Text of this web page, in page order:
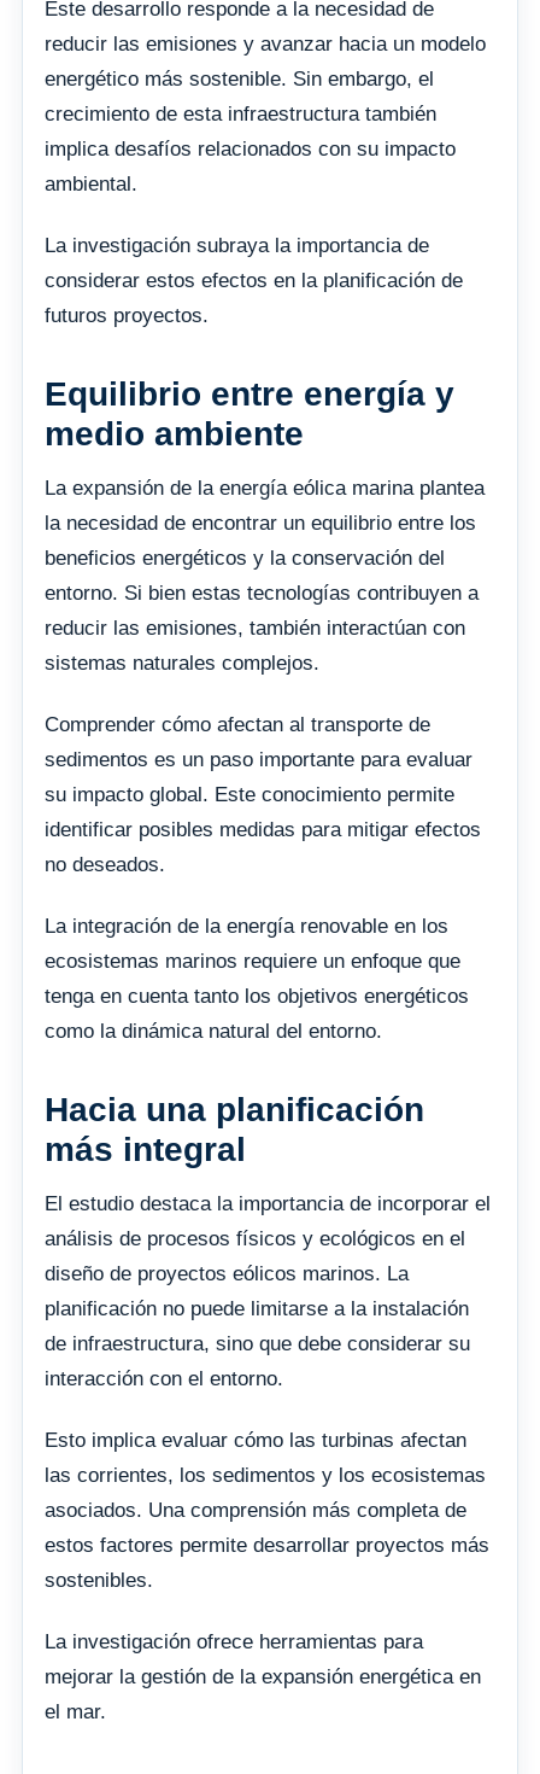
Este desarrollo responde a la necesidad de
reducir las emisiones y avanzar hacia un modelo
energético más sostenible. Sin embargo, el
crecimiento de esta infraestructura también
implica desafíos relacionados con su impacto
ambiental.
La investigación subraya la importancia de
considerar estos efectos en la planificación de
futuros proyectos.
Equilibrio entre energía y
medio ambiente
La expansión de la energía eólica marina plantea
la necesidad de encontrar un equilibrio entre los
beneficios energéticos y la conservación del
entorno. Si bien estas tecnologías contribuyen a
reducir las emisiones, también interactúan con
sistemas naturales complejos.
Comprender cómo afectan al transporte de
sedimentos es un paso importante para evaluar
su impacto global. Este conocimiento permite
identificar posibles medidas para mitigar efectos
no deseados.
La integración de la energía renovable en los
ecosistemas marinos requiere un enfoque que
tenga en cuenta tanto los objetivos energéticos
como la dinámica natural del entorno.
Hacia una planificación
más integral
El estudio destaca la importancia de incorporar el
análisis de procesos físicos y ecológicos en el
diseño de proyectos eólicos marinos. La
planificación no puede limitarse a la instalación
de infraestructura, sino que debe considerar su
interacción con el entorno.
Esto implica evaluar cómo las turbinas afectan
las corrientes, los sedimentos y los ecosistemas
asociados. Una comprensión más completa de
estos factores permite desarrollar proyectos más
sostenibles.
La investigación ofrece herramientas para
mejorar la gestión de la expansión energética en
el mar.